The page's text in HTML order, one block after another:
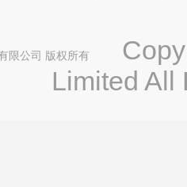
限公司 版权所有
Limited All